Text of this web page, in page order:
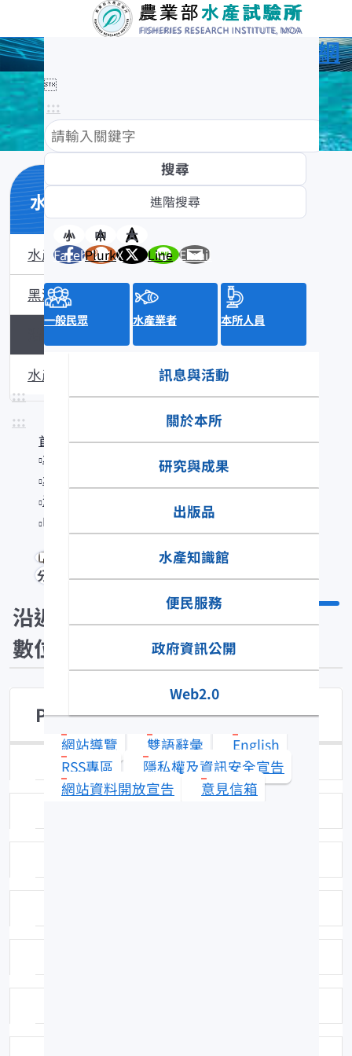
農業部水產試驗所全球資訊網

:::
小 中
大
Facebook
PlurkX Line Email
一般民眾 水產業者 本所人員
訊息與活動
關於本所
研究與成果
出版品
水產知識館
便民服務
政府資訊公開
Web2.0
網站導覽 雙語辭彙
English
RSS專區
隱私權及資訊安全宣告
網站資料開放宣告
意見信箱
:::
水產數位典藏
水產數位典藏介紹
黑潮漁業數位典藏
水產生物圖說
:::
首頁
水產知識館
水產數位典藏
沿近海標本數位典藏
Parastromateus niger
分享
沿近海標本
數位典藏
Parastromateus niger
日期：94-11-30